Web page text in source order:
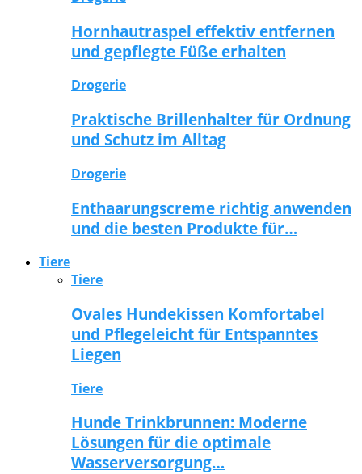
Hornhautraspel effektiv entfernen
und gepflegte Füße erhalten
Drogerie
Praktische Brillenhalter für Ordnung
und Schutz im Alltag
Drogerie
Enthaarungscreme richtig anwenden
und die besten Produkte für…
Tiere
Tiere
Ovales Hundekissen Komfortabel
und Pflegeleicht für Entspanntes
Liegen
Tiere
Hunde Trinkbrunnen: Moderne
Lösungen für die optimale
Wasserversorgung…